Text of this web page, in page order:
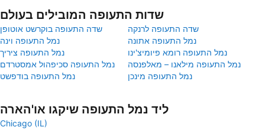
שדות התעופה המובילים בעולם
שדה התעופה בוקרשט אוטופן
שדה התעופה לרנקה
נמל התעופה וינה
נמל התעופה אתונה
נמל התעופה ציריך
נמל התעופה רומא פיומיצ'ינו
נמל התעופה סכיפהול אמסטרדם
נמל התעופה מילאנו – מאלפנסה
נמל התעופה בודפשט
נמל התעופה מינכן
ליד נמל התעופה שיקגו או'הארה
Chicago (IL)